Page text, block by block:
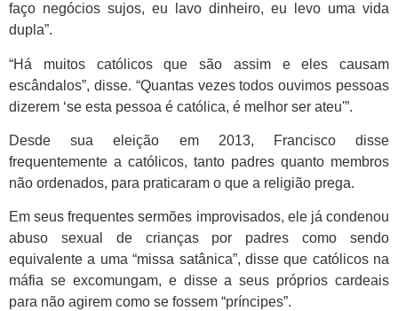
faço negócios sujos, eu lavo dinheiro, eu levo uma vida
dupla”.
“Há muitos católicos que são assim e eles causam
escândalos”, disse. “Quantas vezes todos ouvimos pessoas
dizerem ‘se esta pessoa é católica, é melhor ser ateu'”.
Desde sua eleição em 2013, Francisco disse
frequentemente a católicos, tanto padres quanto membros
não ordenados, para praticaram o que a religião prega.
Em seus frequentes sermões improvisados, ele já condenou
abuso sexual de crianças por padres como sendo
equivalente a uma “missa satânica”, disse que católicos na
máfia se excomungam, e disse a seus próprios cardeais
para não agirem como se fossem “príncipes”.